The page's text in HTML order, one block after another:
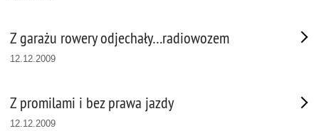
Z garażu rowery odjechały…radiowozem
12.12.2009
Z promilami i bez prawa jazdy
12.12.2009